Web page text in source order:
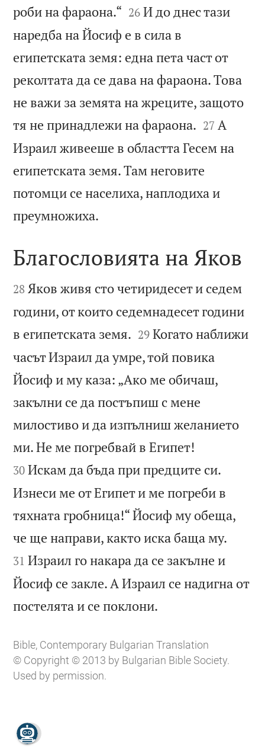
роби на фараона.“ 

26 И до днес тази
наредба на Йосиф е в сила в
египетската земя: една пета част от
реколтата да се дава на фараона. Това
не важи за земята на жреците, защото
тя не принадлежи на фараона. 

27 А
Израил живееше в областта Гесем на
египетската земя. Там неговите
потомци се населиха, наплодиха и
преумножиха.

Благословията на Яков

28 Яков живя сто четиридесет и седем
години, от които седемнадесет години
в египетската земя. 

29 Когато наближи
часът Израил да умре, той повика
Йосиф и му каза: „Ако ме обичаш,
закълни се да постъпиш с мене
милостиво и да изпълниш желанието
ми. Не ме погребвай в Египет!
30 Искам да бъда при предците си.
Изнеси ме от Египет и ме погреби в
тяхната гробница!“ Йосиф му обеща,
че ще направи, както иска баща му.
31 Израил го накара да се закълне и
Йосиф се закле. А Израил се надигна от
постелята и се поклони.
Bible, Contemporary Bulgarian Translation
© Copyright © 2013 by Bulgarian Bible Society.
Used by permission.